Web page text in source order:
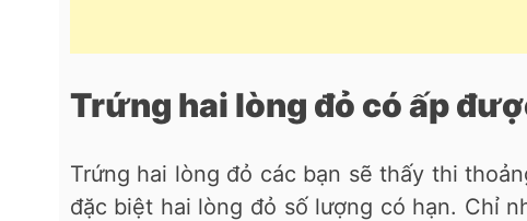
Trứng hai lòng đỏ có ấp
Trứng hai lòng đỏ các bạn sẽ thấy thi
đặc biệt hai lòng đỏ số lượng có hạn. Chỉ